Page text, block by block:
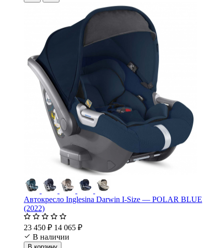
Автокресло Inglesina Darwin I-Size — POLAR BLUE
(2022)
23 450 ₽ 14 065 ₽
В наличии